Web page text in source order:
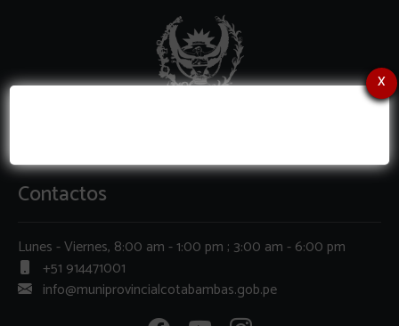
x
Contactos
Lunes - Viernes, 8:00 am - 1:00 pm ; 3:00 am - 6:00 pm
+51 914471001
info@muniprovincialcotabambas.gob.pe